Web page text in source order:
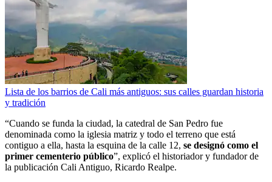
Lista de los barrios de Cali más antiguos: sus calles guardan historia
y tradición
“Cuando se funda la ciudad, la catedral de San Pedro fue
denominada como la iglesia matriz y todo el terreno que está
contiguo a ella, hasta la esquina de la calle 12, se designó como el
primer cementerio público”, explicó el historiador y fundador de
la publicación Cali Antiguo, Ricardo Realpe.